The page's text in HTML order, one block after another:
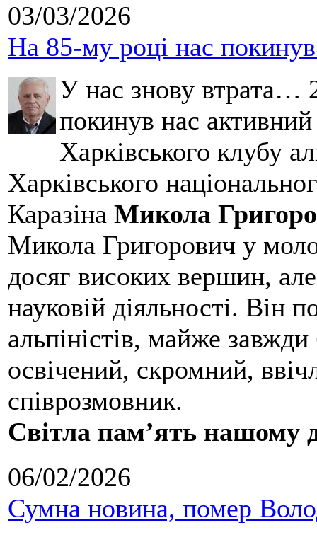
03/03/2026
На 85-му році нас
У нас знову втрата…
покинув нас
Харківського клубу
Харківського
Каразіна Микола
Микола Григорович у
досяг високих вершин,
науковій діяльності. Він
альпіністів, майже
освічений, скромний,
співрозмовник.
Світла пам’ять нашому
06/02/2026
Сумна новина, помер